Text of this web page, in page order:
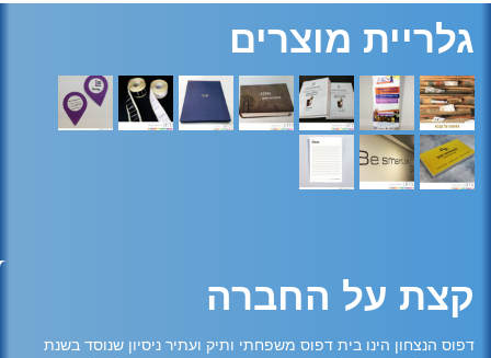
גלריית מוצרים
קצת על החברה
דפוס הנצחון הינו בית דפוס משפחתי ותיק ועתיר ניסיון שנוסד בשנת